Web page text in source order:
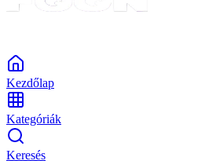
Kezdőlap
Kategóriák
Keresés